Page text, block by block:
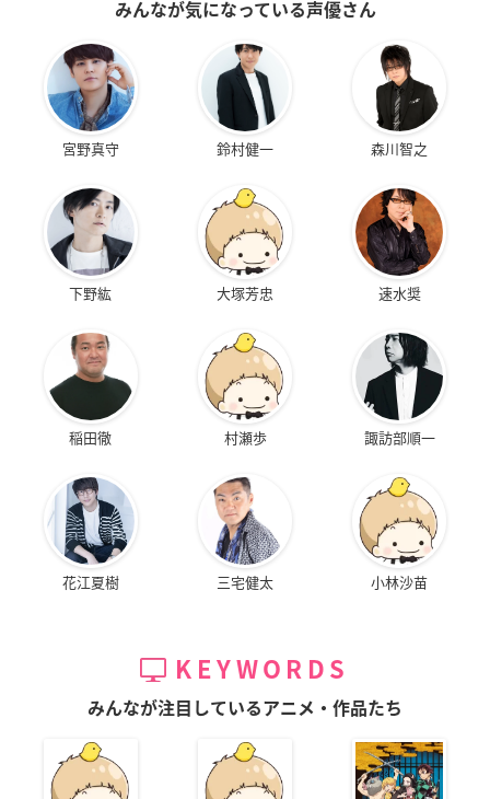
みんなが気になっている声優さん
宮野真守 鈴村健一 森川智之
下野紘 大塚芳忠 速水奨
稲田徹 村瀬歩 諏訪部順一
花江夏樹 三宅健太 小林沙苗
KEYWORDS
みんなが注目しているアニメ・作品たち